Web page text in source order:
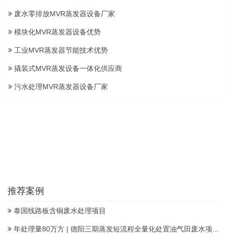
废水零排放MVR蒸发器设备厂家
模块化MVR蒸发器设备优势
工业MVR蒸发器节能技术优势
撬装式MVR蒸发设备一体化供应商
污水处理MVR蒸发器设备厂家
推荐案例
泰国线路板含铜废水处理项目
年处理量80万方 | 德阳三期蒸发短流程全量化处置油气田废水项目顺利投产